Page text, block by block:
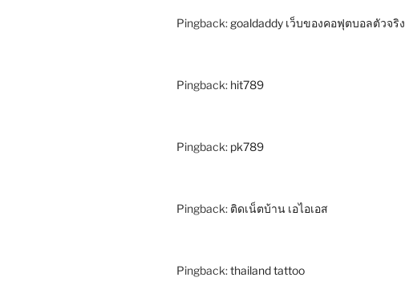
Pingback: goaldaddy เว็บของคอฟุตบอลตัวจริง
Pingback: hit789
Pingback: pk789
Pingback: ติดเน็ตบ้าน เอไอเอส
Pingback:thailand tattoo